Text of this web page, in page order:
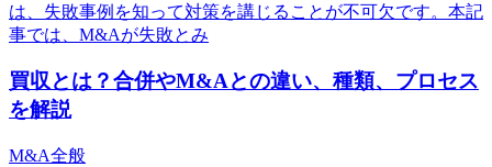
は、失敗事例を知って対策を講じることが不可欠です。本記
事では、M&Aが失敗とみ
買収とは？合併やM&Aとの違い、種類、プロセス
を解説
M&A全般